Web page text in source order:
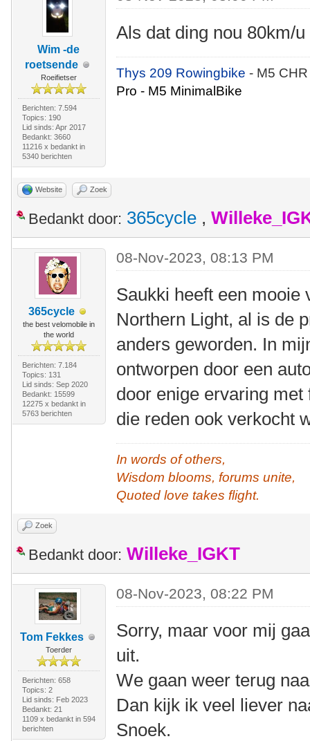
Wim -de
roetsende
Roeifietser
Berichten: 7.594
Topics: 190
Lid sinds: Apr 2017
Bedankt: 3660
11216 x bedankt in
5340 berichten
Als dat ding nou 80km/
Thys 209 Rowingbike- M5
Pro - M5 MinimalBike
Website Zoek
Bedankt door: 365cycle ,
365cycle
the best velomobile in
the world
Berichten: 7.184
Topics: 131
Lid sinds: Sep 2020
Bedankt: 15599
12275 x bedankt in
5763 berichten
08-Nov-2023, 08:13 PM
Saukki heeft een mooie
Northern Light, al is de
anders geworden. In
ontworpen door een
door enige ervaring
die reden ook verkocht
In words of others,
Wisdom blooms, forums unite,
Quoted love takes flight.
Zoek
Bedankt door: Willeke_IGKT
Tom Fekkes
Toerder
Berichten: 658
Topics: 2
Lid sinds: Feb 2023
Bedankt: 21
1109 x bedankt in 594
berichten
08-Nov-2023, 08:22 PM
Sorry, maar voor mij
uit.
We gaan weer terug
Dan kijk ik veel liever
Snoek.